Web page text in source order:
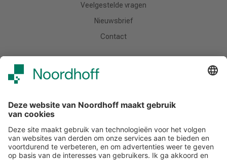
Veelgestelde vragen
Nieuwsbrief
Contact
Meer van Noordhoff
Contact